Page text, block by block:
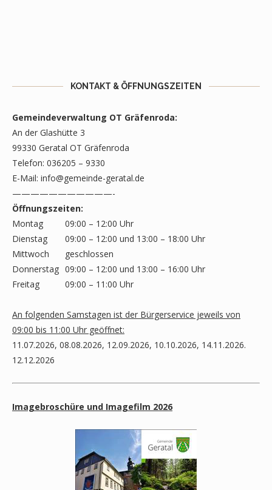
KONTAKT & ÖFFNUNGSZEITEN
Gemeindeverwaltung OT Gräfenroda:
An der Glashütte 3
99330 Geratal OT Gräfenroda
Telefon: 036205 – 9330
E-Mail: info@gemeinde-geratal.de
———————————-
Öffnungszeiten:
Montag
09:00 – 12:00 Uhr
Dienstag
09:00 – 12:00 und 13:00 – 18:00 Uhr
Mittwoch
geschlossen
Donnerstag 09:00 – 12:00 und 13:00 – 16:00 Uhr
Freitag
09:00 – 11:00 Uhr
An folgenden Samstagen ist der Bürgerservice jeweils von
09:00 bis 11:00 Uhr geöffnet:
11.07.2026, 08.08.2026, 12.09.2026, 10.10.2026, 14.11.2026.
12.12.2026
Imagebroschüre und Imagefilm 2026